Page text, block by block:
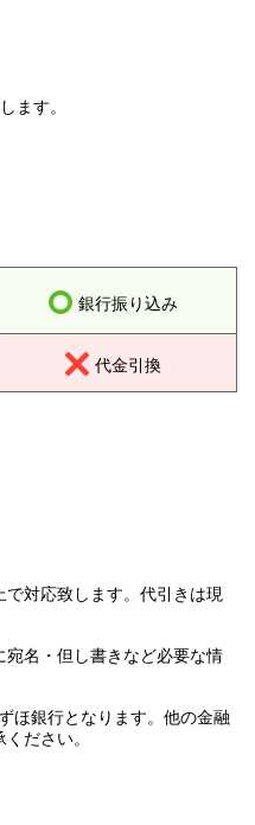
ます。
銀行振り込み
代金引換
対応致します。代引きは現
名・但し書きなど必要な情
ほ銀行となります。他の金融
ださい。